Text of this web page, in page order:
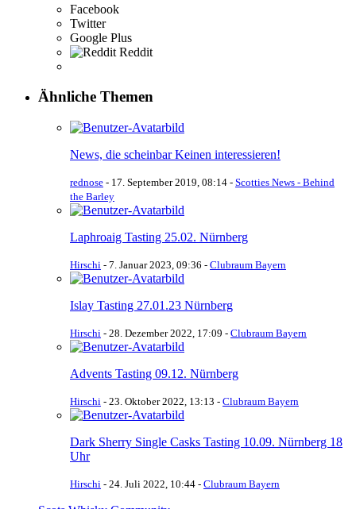
Facebook
Twitter
Google Plus
Reddit
Ähnliche Themen
News, die scheinbar Keinen interessieren!
rednose - 17. September 2019, 08:14 - Scotties News - Behind
the Barley
Laphroaig Tasting 25.02. Nürnberg
Hirschi - 7. Januar 2023, 09:36 - Clubraum Bayern
Islay Tasting 27.01.23 Nürnberg
Hirschi - 28. Dezember 2022, 17:09 - Clubraum Bayern
Advents Tasting 09.12. Nürnberg
Hirschi - 23. Oktober 2022, 13:13 - Clubraum Bayern
Dark Sherry Single Casks Tasting 10.09. Nürnberg 18
Uhr
Hirschi - 24. Juli 2022, 10:44 - Clubraum Bayern